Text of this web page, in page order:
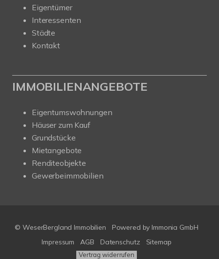
Eigentümer
Interessenten
Städte
Kontakt
IMMOBILIENANGEBOTE
Eigentumswohnungen
Häuser zum Kauf
Grundstücke
Mietangebote
Renditeobjekte
Gewerbeimmobilien
© WeserBergland Immobilien Powered by Immonia GmbH
Impressum
AGB Datenschutz Sitemap
Vertrag widerrufen